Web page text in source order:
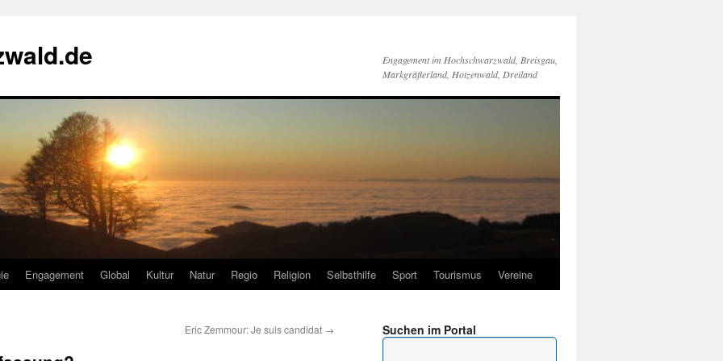
Engagement im Hochschwarzwald, Breisgau,
Markgräflerland, Hotzenwald, Dreiland
Engagement Global Kultur Natur Regio Religion Selbsthilfe Sport Tourismus Vereine
Eric Zemmour: Je suis candidat → Suchen im Portal